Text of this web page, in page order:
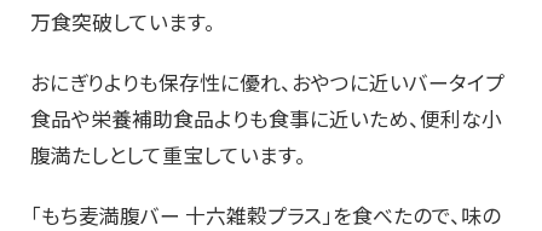
万食突破しています。
おにぎりよりも保存性に優れ、おやつに近いバータイプ
食品や栄養補助食品よりも食事に近いため、便利な小
腹満たしとして重宝しています。
「もち麦満腹バー 十六雑穀プラス」を食べたので、味の